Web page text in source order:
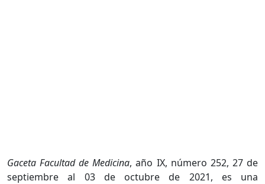
Gaceta Facultad de Medicina, año IX, número 252, 27 de
septiembre al 03 de octubre de 2021, es una